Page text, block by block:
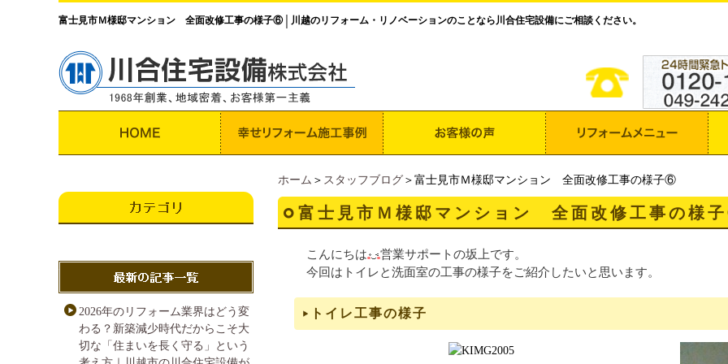
富士見市Ｍ様邸マンション 全面改修工事の様子⑥│ 川越のリフォーム・リノベーションのことなら川合住宅設備にご相談ください。
ホーム ＞ スタッフブログ ＞富士見市Ｍ様邸マンション 全面改修工事の様子⑥
富士見市Ｍ様邸マンション 全面改修工事の様
こんにちは
営業サポートの坂上です。
今回はトイレと洗面室の工事の様子をご紹介したいと思います。
トイレ工事の様子
2026年のリフォーム業界はどう変
わる？新築減少時代だからこそ大
切な「住まいを長く守る」という